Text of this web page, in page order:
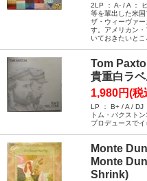
2LP ： A- / A ：
等を輩出した米国
ザ・ウィーヴァ
す。アメリカン
いておきたいとこ
Tom
貴重白ラベ
1,980円(税
LP ： B+ / A / DJ
トム・パクスト
プロデュースでイ
Monte
Monte
Shrink)